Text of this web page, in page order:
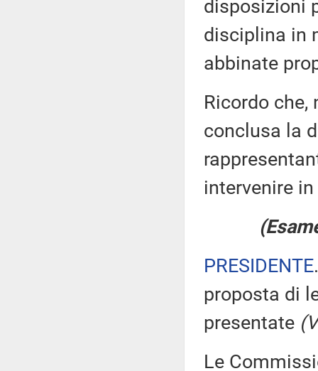
disposizioni
disciplina in
abbinate
Ricordo che,
conclusa la
intervenire
PRESIDENTE
proposta di
presentate
Le